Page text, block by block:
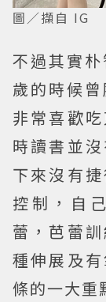
圖／擷自 IG
不過其實
歲的時候
非常喜歡
時讀書並
下來沒有
控制，自
蕾，芭蕾
種伸展及
條的一大重